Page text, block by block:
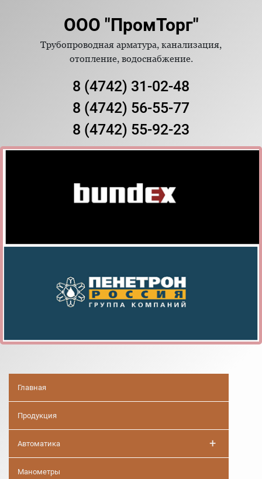
ООО "ПромТорг"
Трубопроводная арматура, канализация,
отопление, водоснабжение.
8 (4742) 31-02-48
8 (4742) 56-55-77
8 (4742) 55-92-23
Главная
Продукция
Автоматика +
Манометры